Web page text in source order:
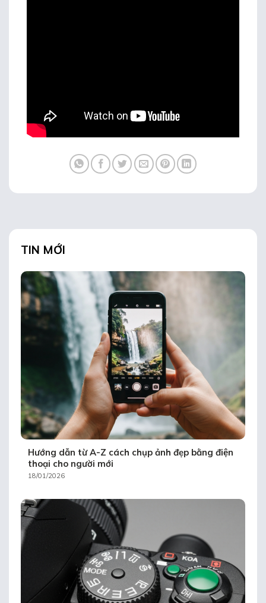
TIN MỚI
Hướng dẫn từ A-Z cách chụp ảnh đẹp bằng điện
thoại cho người mới
18/01/2026